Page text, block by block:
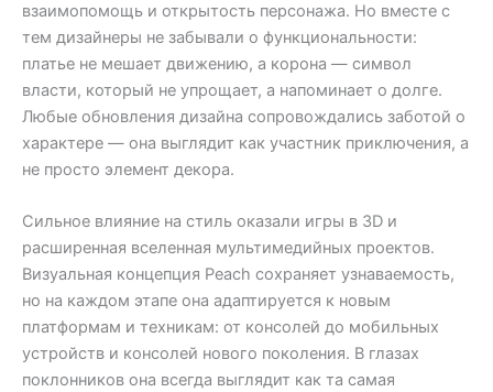
взаимопомощь и открытость персонажа. Но вместе с
тем дизайнеры не забывали о функциональности:
платье не мешает движению, а корона — символ
власти, который не упрощает, а напоминает о долге.
Любые обновления дизайна сопровождались заботой о
характере — она выглядит как участник приключения, а
не просто элемент декора.
Сильное влияние на стиль оказали игры в 3D и
расширенная вселенная мультимедийных проектов.
Визуальная концепция Peach сохраняет узнаваемость,
но на каждом этапе она адаптируется к новым
платформам и техникам: от консолей до мобильных
устройств и консолей нового поколения. В глазах
поклонников она всегда выглядит как та самая